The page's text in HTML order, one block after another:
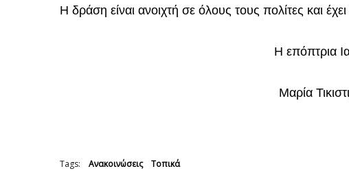
Η δράση είναι ανοιχτή σε όλους τους πολίτες και
Η επόπτρια
Μαρία
Tags: Ανακοινώσεις Τοπικά